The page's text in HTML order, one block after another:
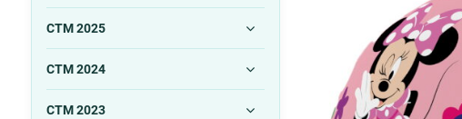
CTM 2025
CTM 2024
CTM 2023